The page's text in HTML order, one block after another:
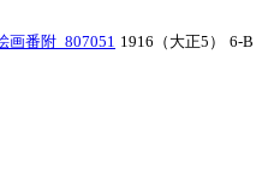
画番附_807051 1916（大正5） 6-B